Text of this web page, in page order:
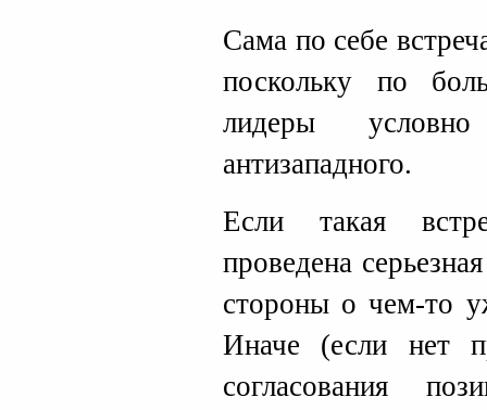
Сама по себе
поскольку по
лидеры
антизападного.
Если такая
проведена
стороны о чем-то
Иначе (если нет
согласования